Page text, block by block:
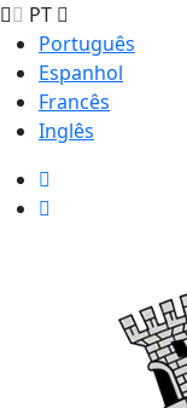
PT
Português
Espanhol
Francês
Inglês